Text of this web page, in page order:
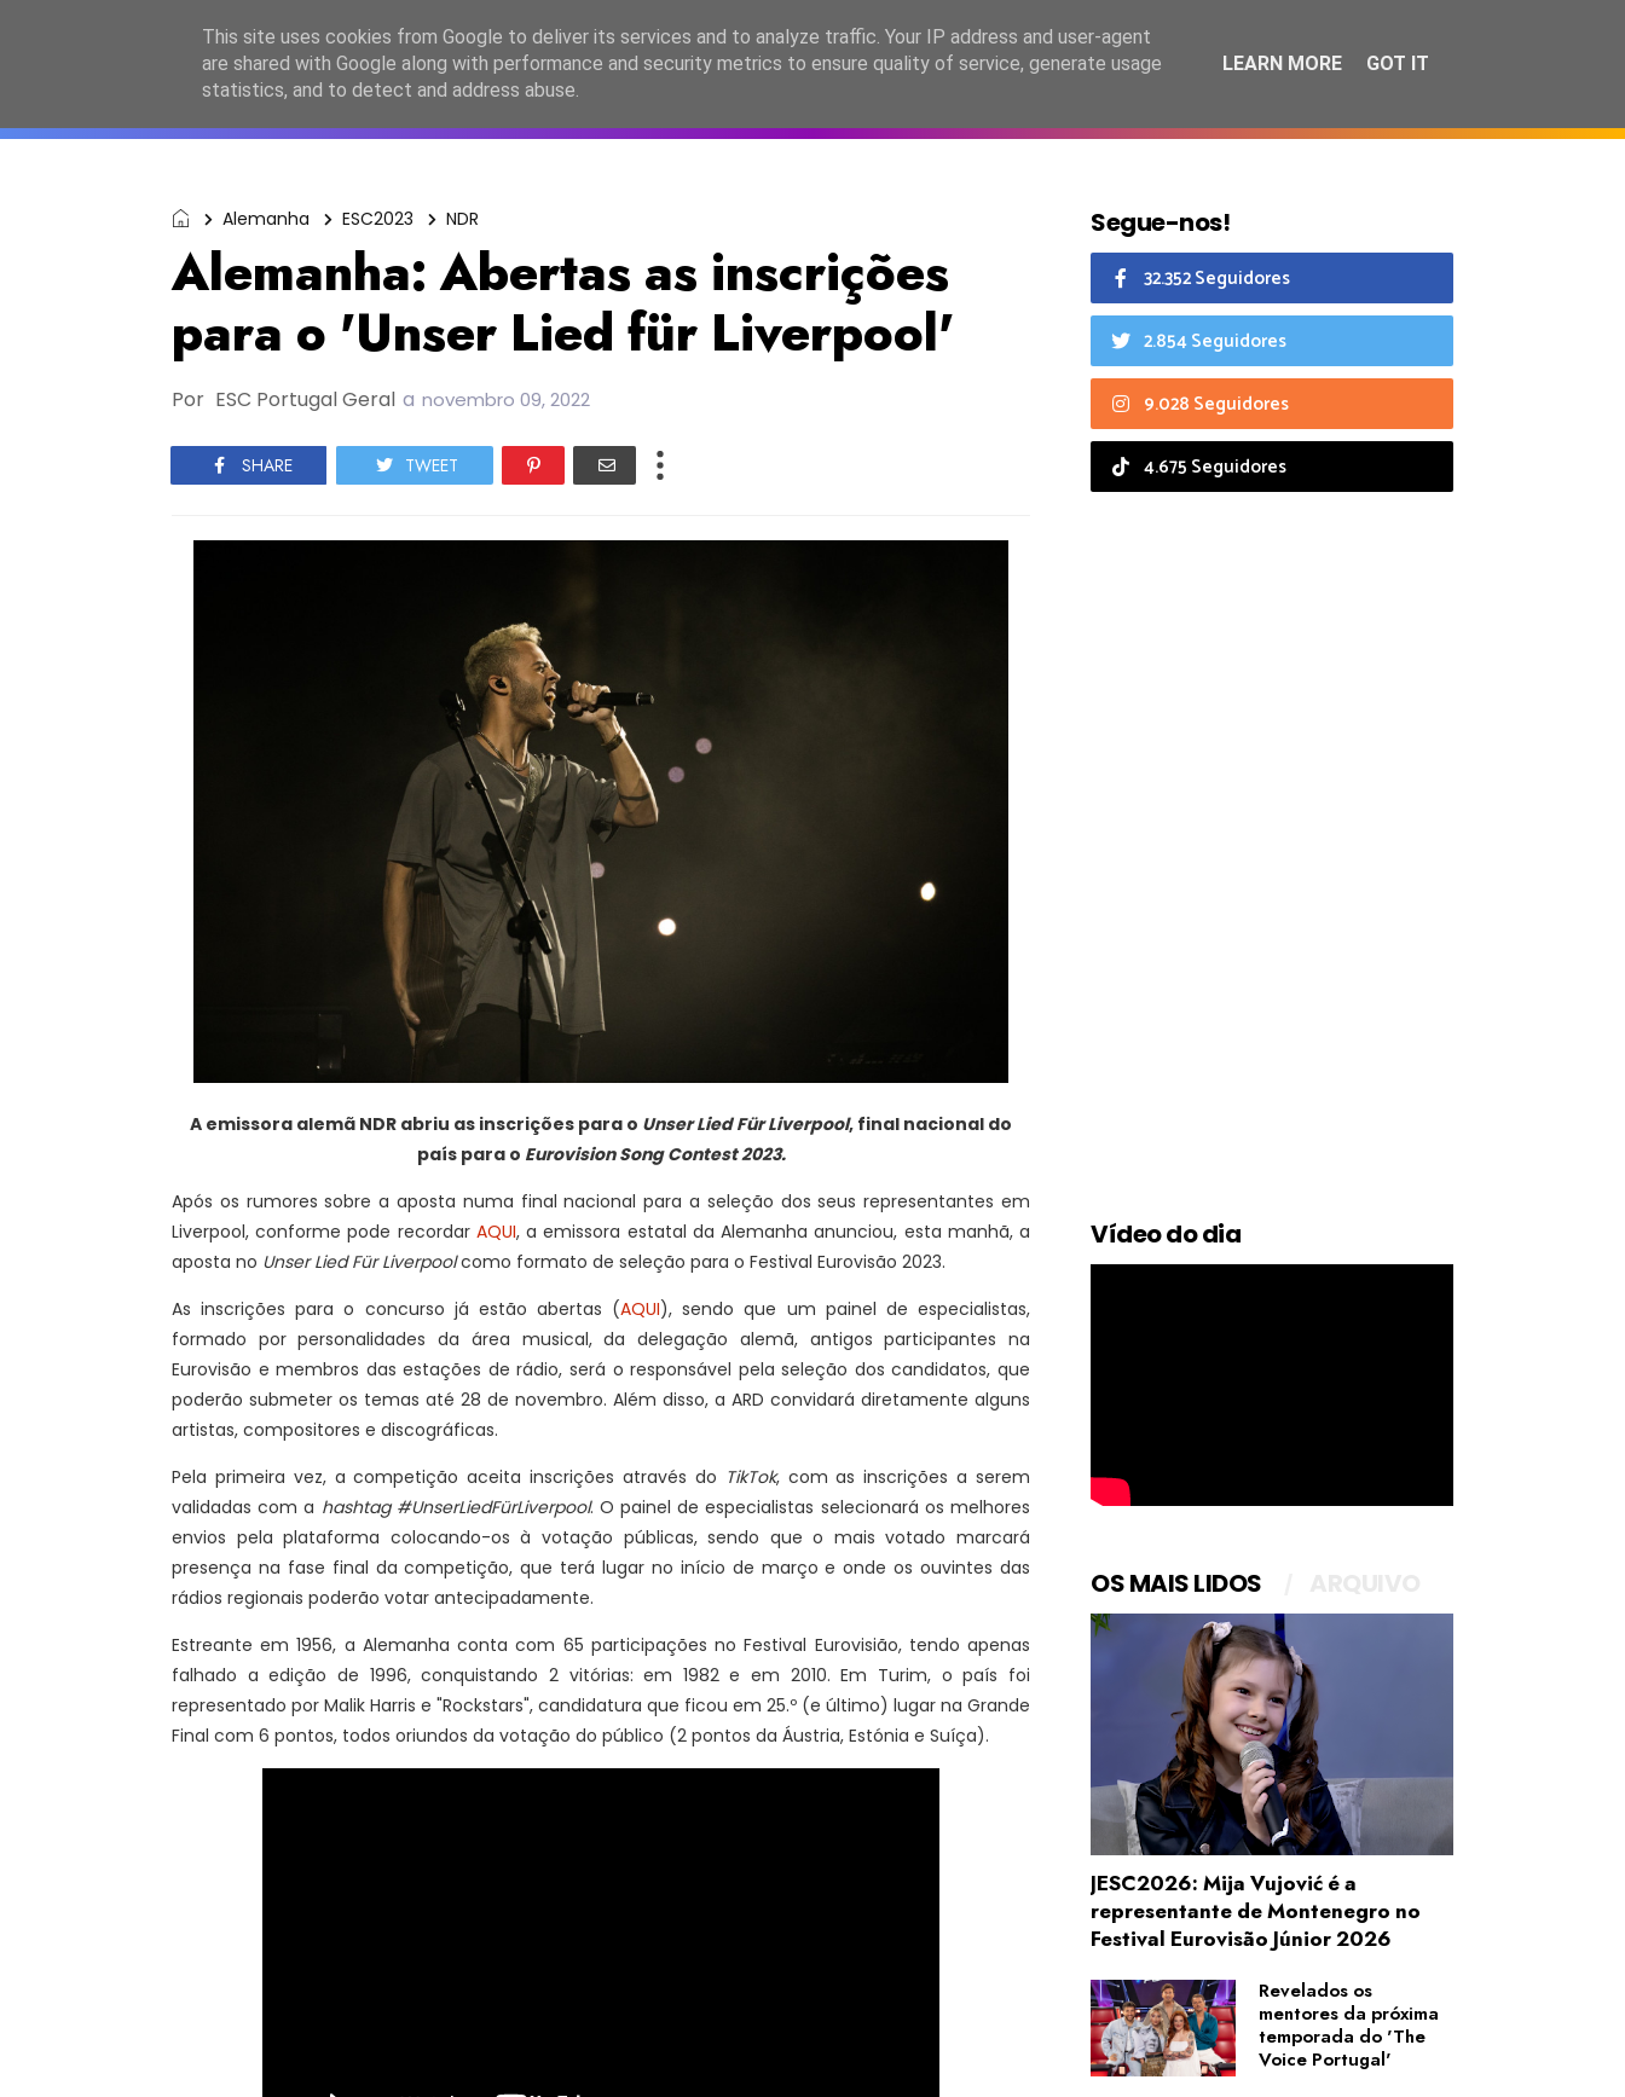
ESC2027 JESC2026 FC2026 EASC2026 PORTUGAL LANÇAMENTOS ESPECIAIS CALENDÁRIO
Alemanha ESC2023 NDR
Alemanha: Abertas as inscrições
para o 'Unser Lied für Liverpool'
Por ESC Portugal Geral a novembro 09, 2022
SHARE TWEET
A emissora alemã NDR abriu as inscrições para o Unser Lied Für Liverpool, final nacional do
país para o Eurovision Song Contest 2023.
Após os rumores sobre a aposta numa final nacional para a seleção dos seus representantes em
Liverpool, conforme pode recordar AQUI, a emissora estatal da Alemanha anunciou, esta manhã, a
aposta no Unser Lied Für Liverpoolcomo formato de seleção para o Festival Eurovisão 2023.
As inscrições para o concurso já estão abertas (AQUI), sendo que um painel de especialistas,
formado por personalidades da área musical, da delegação alemã, antigos participantes na
Eurovisão e membros das estações de rádio, será o responsável pela seleção dos candidatos, que
poderão submeter os temas até 28 de novembro. Além disso, a ARD convidará diretamente alguns
artistas, compositores e discográficas.
Pela primeira vez, a competição aceita inscrições através do TikTok, com as inscrições a serem
validadas com a hashtag #UnserLiedFürLiverpool. O painel de especialistas selecionará os melhores
envios pela plataforma colocando-os à votação públicas, sendo que o mais votado marcará
presença na fase final da competição, que terá lugar no início de março e onde os ouvintes das
rádios regionais poderão votar antecipadamente.
Estreante em 1956, a Alemanha conta com 65 participações no Festival Eurovisião, tendo apenas
falhado a edição de 1996, conquistando 2 vitórias: em 1982 e em 2010. Em Turim, o país foi
representado por Malik Harris e "Rockstars", candidatura que ficou em 25.º (e último) lugar na Grande
Final com 6 pontos, todos oriundos da votação do público (2 pontos da Áustria, Estónia e Suíça).
Segue-nos!
32.352 Seguidores
2.854 Seguidores
9.028 Seguidores
4.675 Seguidores
Vídeo do dia
OS MAIS LIDOS
JESC2026: Mija Vujović é a
representante de Montenegro no
Festival Eurovisão Júnior 2026
Revelados os
mentores da próxima
temporada do 'The
Voice Portugal'
This site uses cookies from Google to deliver its services and to analyze traffic. Your IP address and user-agent
are shared with Google along with performance and security metrics to ensure quality of service, generate usage
statistics, and to detect and address abuse.
LEARN MORE GOT IT